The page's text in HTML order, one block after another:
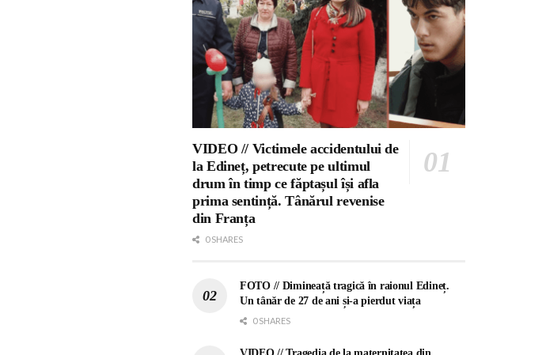
VIDEO // Victimele accidentului de
la Edineț, petrecute pe ultimul
drum în timp ce făptașul își afla
prima sentință. Tânărul revenise
din Franța
0 SHARES
FOTO // Dimineață tragică în raionul Edineț.
Un tânăr de 27 de ani și-a pierdut viața
0 SHARES